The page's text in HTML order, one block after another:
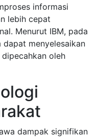
informasi
lebih cepat
Menurut IBM, pada
menyelesaikan
oleh
dampak signifikan